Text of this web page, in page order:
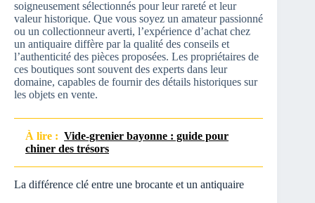
soigneusement sélectionnés pour leur rareté et leur
valeur historique. Que vous soyez un amateur passionné
ou un collectionneur averti, l’expérience d’achat chez
un antiquaire diffère par la qualité des conseils et
l’authenticité des pièces proposées. Les propriétaires de
ces boutiques sont souvent des experts dans leur
domaine, capables de fournir des détails historiques sur
les objets en vente.
À lire : Vide-grenier bayonne : guide pour
chiner des trésors
La différence clé entre une brocante et un antiquaire